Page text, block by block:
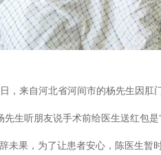
日，来自河北省河间市的杨先生因肛
先生听朋友说手术前给医生送红包
未果，为了让患者安心，陈医生暂